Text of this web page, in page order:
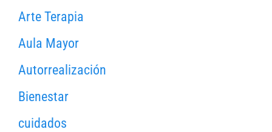
Arte Terapia
Aula Mayor
Autorrealización
Bienestar
cuidados